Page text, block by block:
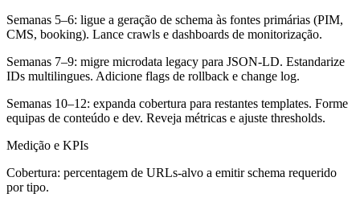
Semanas 5–6: ligue a geração de schema às fontes primárias (PIM,
CMS, booking). Lance crawls e dashboards de monitorização.
Semanas 7–9: migre microdata legacy para JSON-LD. Estandarize
IDs multilingues. Adicione flags de rollback e change log.
Semanas 10–12: expanda cobertura para restantes templates. Forme
equipas de conteúdo e dev. Reveja métricas e ajuste thresholds.
Medição e KPIs
Cobertura: percentagem de URLs-alvo a emitir schema requerido
por tipo.